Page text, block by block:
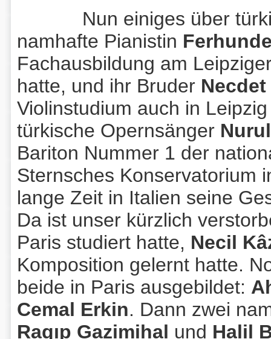
Nun einiges über
namhafte Pianistin
Fachausbildung am
hatte, und ihr Bruder
Violinstudium auch in
türkische Opernsänger
Bariton Nummer 1 der
Sternsches Konservatorium
lange Zeit in Italien seine
Da ist unser kürzlich
Paris studiert hatte, Necil
Komposition gelernt hatte.
beide in Paris ausgebildet:
Cemal Erkin. Dann zwei
Ragıp Gazimihal und Halil